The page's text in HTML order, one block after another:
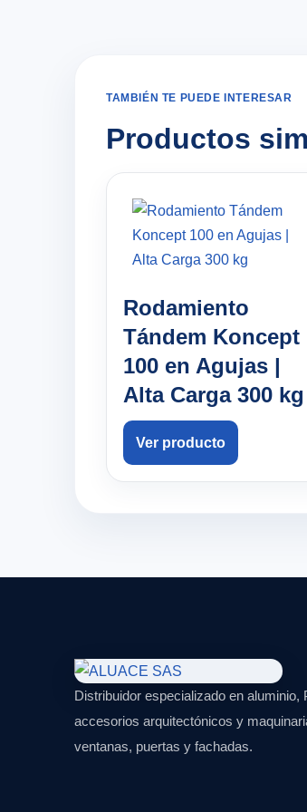
TAMBIÉN TE PUEDE INTERESAR
Productos
Rodamiento
Tándem Koncept
100 en Agujas |
Alta Carga 300 kg
Ver producto
Distribuidor especializado en aluminio,
accesorios arquitectónicos y
ventanas, puertas y fachadas.